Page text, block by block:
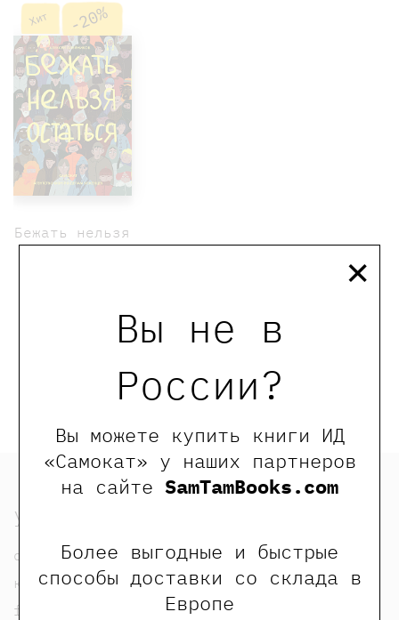
Вы не в
России?
Вы можете купить книги ИД
«Самокат» у наших партнеров
на сайте SamTamBooks.com
Более выгодные и быстрые
способы доставки со склада в
Европе
×
Хит -20%
Бежать нельзя
остаться
узнать
о нас
контакты
foreign rights contacts